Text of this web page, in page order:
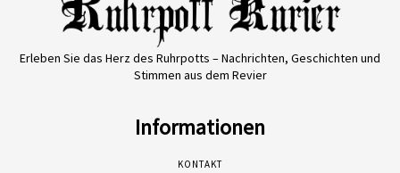
Erleben Sie das Herz des Ruhrpotts – Nachrichten, Geschichten und
Stimmen aus dem Revier
Informationen
KONTAKT